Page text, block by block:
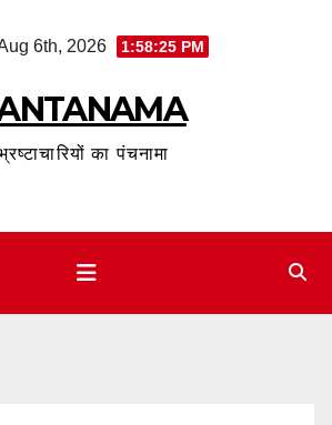
6th, 2026 1:58:26 PM
का पंचनामा